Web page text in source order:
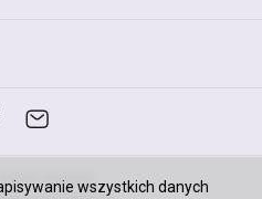
koszty dostawywszystkich danych